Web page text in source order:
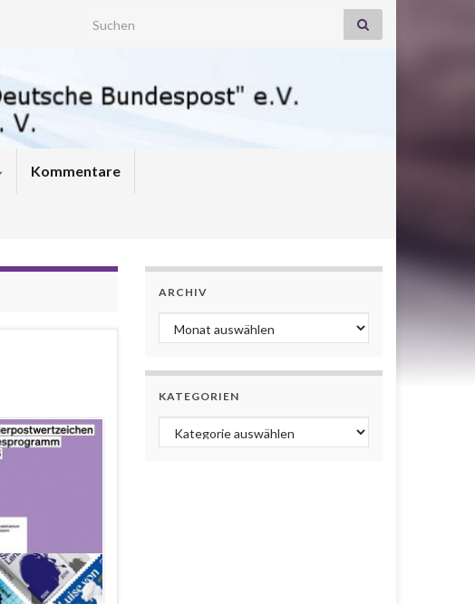
Search for:
Kommentare
ARCHIV
Archiv
KATEGORIEN
Kategorien